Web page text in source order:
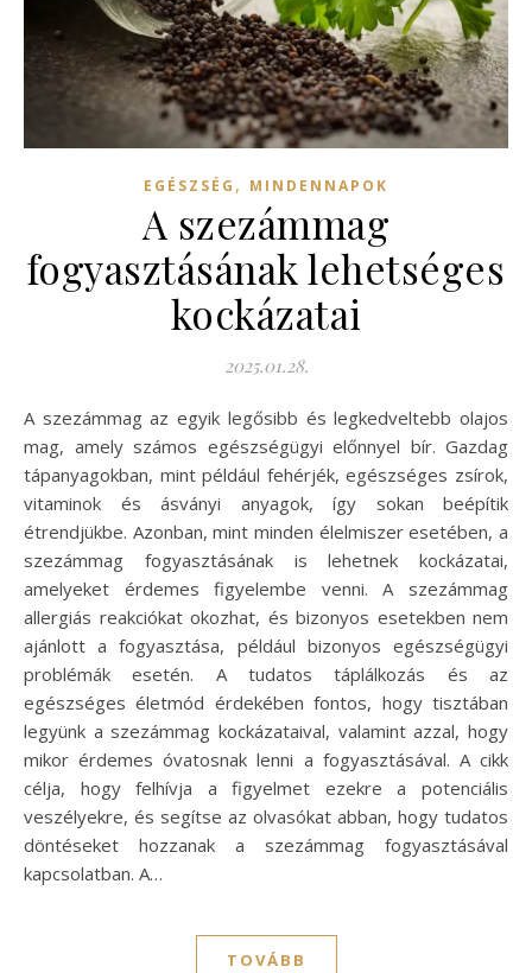
EGÉSZSÉG , MINDENNAPOK
A szezámmag
fogyasztásának lehetséges
kockázatai
2025.01.28.
A szezámmag az egyik legősibb és legkedveltebb olajos
mag, amely számos egészségügyi előnnyel bír. Gazdag
tápanyagokban, mint például fehérjék, egészséges zsírok,
vitaminok és ásványi anyagok, így sokan beépítik
étrendjükbe. Azonban, mint minden élelmiszer esetében, a
szezámmag fogyasztásának is lehetnek kockázatai,
amelyeket érdemes figyelembe venni. A szezámmag
allergiás reakciókat okozhat, és bizonyos esetekben nem
ajánlott a fogyasztása, például bizonyos egészségügyi
problémák esetén. A tudatos táplálkozás és az
egészséges életmód érdekében fontos, hogy tisztában
legyünk a szezámmag kockázataival, valamint azzal, hogy
mikor érdemes óvatosnak lenni a fogyasztásával. A cikk
célja, hogy felhívja a figyelmet ezekre a potenciális
veszélyekre, és segítse az olvasókat abban, hogy tudatos
döntéseket hozzanak a szezámmag fogyasztásával
kapcsolatban. A…
TOVÁBB